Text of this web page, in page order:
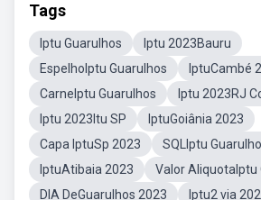
Tags
Iptu Guarulhos
Iptu 2023Bauru
EspelhoIptu Guarulhos
IptuCambé
CarneIptu Guarulhos
Iptu 2023RJ
Iptu 2023Itu SP
IptuGoiânia 2023
Capa IptuSp 2023
SQLIptu
IptuAtibaia 2023
Valor AliquotaIptu
DIA DeGuarulhos 2023
Iptu2 via